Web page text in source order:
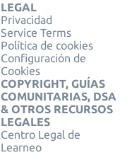
LEGAL
Privacidad
Service Terms
Política de cookies
Configuración de
Cookies
COPYRIGHT, GUÍAS
COMUNITARIAS, DSA
& OTROS RECURSOS
LEGALES
Centro Legal de
Learneo